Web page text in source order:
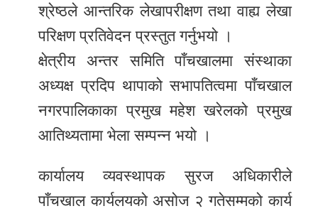
श्रेष्ठले आन्तरिक लेखापरीक्षण तथा वाह्य लेखा
परिक्षण प्रतिवेदन प्रस्तुत गर्नुभयो ।
क्षेत्रीय अन्तर समिति पाँचखालमा संस्थाका
अध्यक्ष प्रदिप थापाको सभापतित्वमा पाँचखाल
नगरपालिकाका प्रमुख महेश खरेलको प्रमुख
आतिथ्यतामा भेला सम्पन्न भयो ।
कार्यालय व्यवस्थापक सुरज अधिकारीले
पाँचखाल कार्यलयको असोज २ गतेसम्मको कार्य